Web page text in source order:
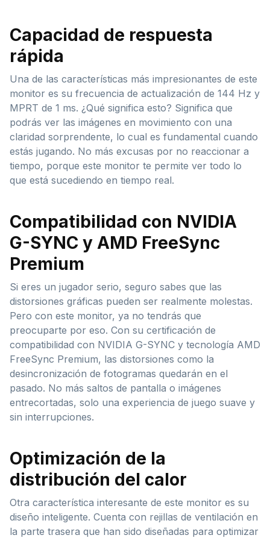
Capacidad de respuesta
rápida
Una de las características más impresionantes de este
monitor es su frecuencia de actualización de 144 Hz y
MPRT de 1 ms. ¿Qué significa esto? Significa que
podrás ver las imágenes en movimiento con una
claridad sorprendente, lo cual es fundamental cuando
estás jugando. No más excusas por no reaccionar a
tiempo, porque este monitor te permite ver todo lo
que está sucediendo en tiempo real.
Compatibilidad con NVIDIA
G-SYNC y AMD FreeSync
Premium
Si eres un jugador serio, seguro sabes que las
distorsiones gráficas pueden ser realmente molestas.
Pero con este monitor, ya no tendrás que
preocuparte por eso. Con su certificación de
compatibilidad con NVIDIA G-SYNC y tecnología AMD
FreeSync Premium, las distorsiones como la
desincronización de fotogramas quedarán en el
pasado. No más saltos de pantalla o imágenes
entrecortadas, solo una experiencia de juego suave y
sin interrupciones.
Optimización de la
distribución del calor
Otra característica interesante de este monitor es su
diseño inteligente. Cuenta con rejillas de ventilación en
la parte trasera que han sido diseñadas para optimizar